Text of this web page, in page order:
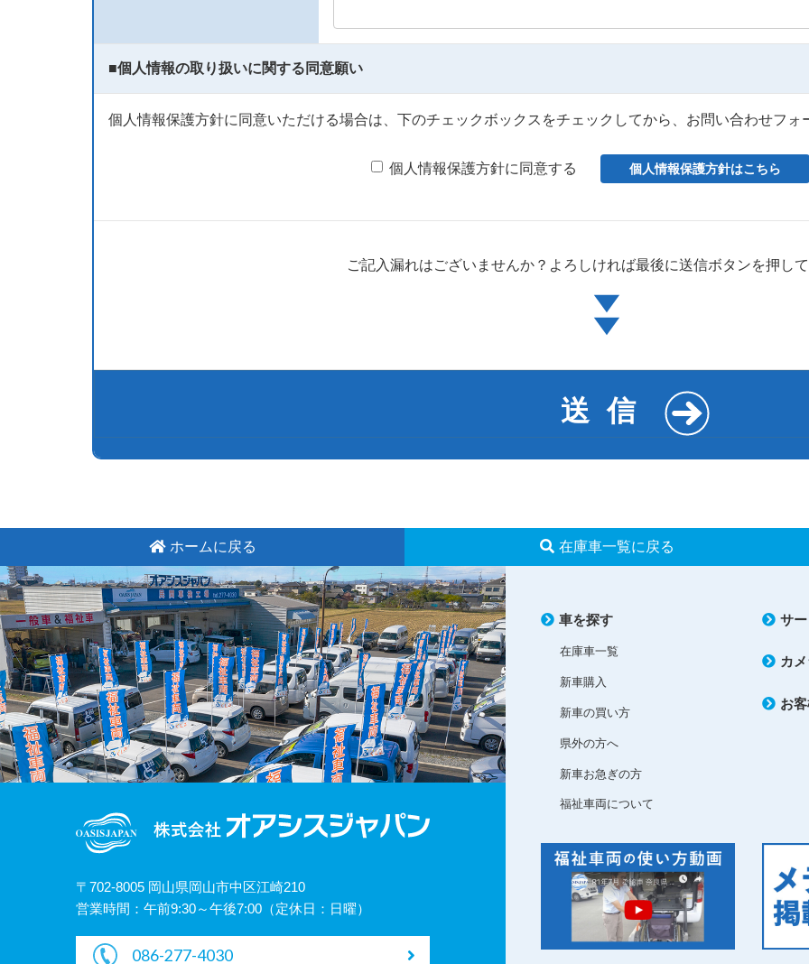
■個人情報の取り扱いに関する同意願い
個人情報保護方針に同意いただける場合は、下のチェックボックスをチェックしてから、お問い合わせフォ
個人情報保護方針に同意する 個人情報保護方針はこちら
ご記入漏れはございませんか？ よろしければ最後に送信ボタンを押し
ホームに戻る 在庫車一覧に戻る
〒702-8005 岡山県岡山市中区江崎210
営業時間：午前9:30～午後7:00（定休日：日曜）
086-277-4030
車を探す
在庫車一覧
新車購入
新車の買い方
県外の方へ
新車お急ぎの方
福祉車両について
サ
カ
お